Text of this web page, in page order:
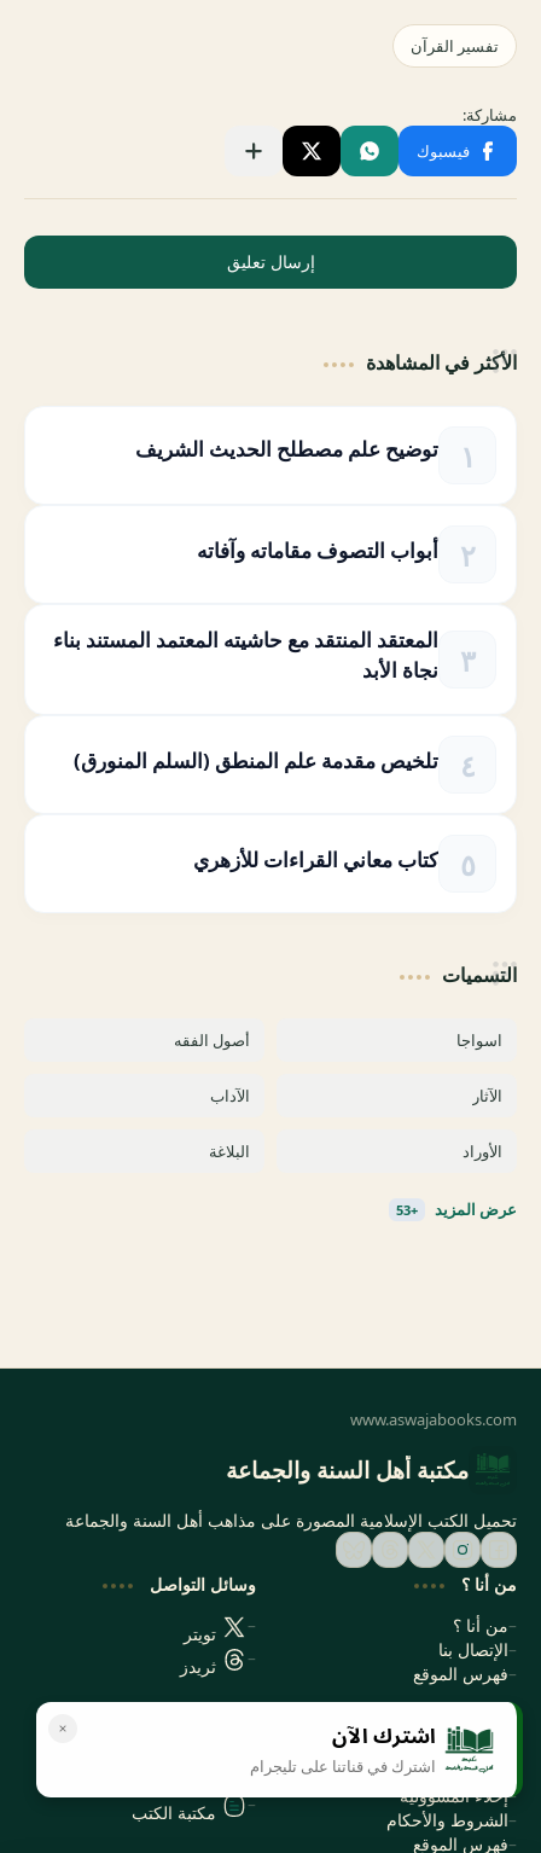
إرسال تعليق
الأكثر في المشاهدة
توضيح علم مصطلح الحديث الشريف
أبواب التصوف مقاماته وآفاته
المعتقد المنتقد مع حاشيته المعتمد المستند بناء
نجاة الأبد
تلخيص مقدمة علم المنطق (السلم المنورق)
كتاب معاني القراءات للأزهري
التسميات
اشترك الآن
اشترك في قناتنا على تليجرام
مكتبة أهل السنة والجماعة
تحميل الكتب الإسلامية المصورة على مذاهب أهل السنة والجماعة
من أنا ؟
من أنا ؟
الإتصال بنا
فهرس الموقع
وسائل التواصل
تويتر
ثريدز
سياسة الخصوصية
سياسة الخصوصية
إخلاء المسؤولية
الشروط والأحكام
فهرس الموقع
مكتبة الكتب